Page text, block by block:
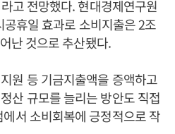
고 전망했다. 현대경제연구원
휴일 효과로 소비지출은 2조
난 것으로 추산됐다.
원 등 기금지출액을 증액하고
산 규모를 늘리는 방안도 직접
서 소비회복에 긍정적으로 작